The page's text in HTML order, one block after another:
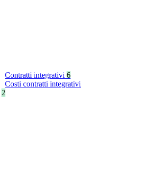
Contratti integrativi 6
Costi contratti integrativi
2